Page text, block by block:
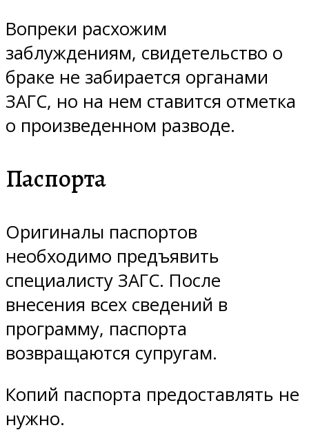
Вопреки расхожим
заблуждениям, свидетельство о
браке не забирается органами
ЗАГС, но на нем ставится отметка
о произведенном разводе.
Паспорта
Оригиналы паспортов
необходимо предъявить
специалисту ЗАГС. После
внесения всех сведений в
программу, паспорта
возвращаются супругам.
Копий паспорта предоставлять не
нужно.